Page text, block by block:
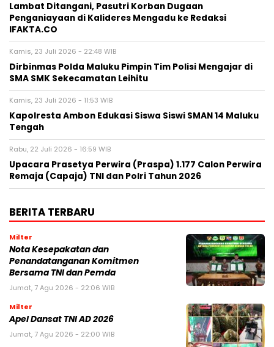
Lambat Ditangani, Pasutri Korban Dugaan
Penganiayaan di Kalideres Mengadu ke Redaksi
IFAKTA.CO
Kamis, 23 Juli 2026 - 22:48 WIB
Dirbinmas Polda Maluku Pimpin Tim Polisi Mengajar di
SMA SMK Sekecamatan Leihitu
Kamis, 23 Juli 2026 - 11:53 WIB
Kapolresta Ambon Edukasi Siswa Siswi SMAN 14 Maluku
Tengah
Rabu, 22 Juli 2026 - 16:59 WIB
Upacara Prasetya Perwira (Praspa) 1.177 Calon Perwira
Remaja (Capaja) TNI dan Polri Tahun 2026
BERITA TERBARU
Milter
Nota Kesepakatan dan
Penandatanganan Komitmen
Bersama TNI dan Pemda
Jumat, 7 Agu 2026 - 22:06 WIB
Milter
Apel Dansat TNI AD 2026
Jumat, 7 Agu 2026 - 22:00 WIB